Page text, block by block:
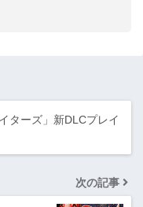
ターズ」新DLCプレイ
次の記事